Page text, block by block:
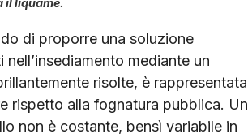
di proporre una soluzione
mediante un
risolte, è rappresentata
rispetto alla fognatura pubblica. Un
non è costante, bensì variabile in